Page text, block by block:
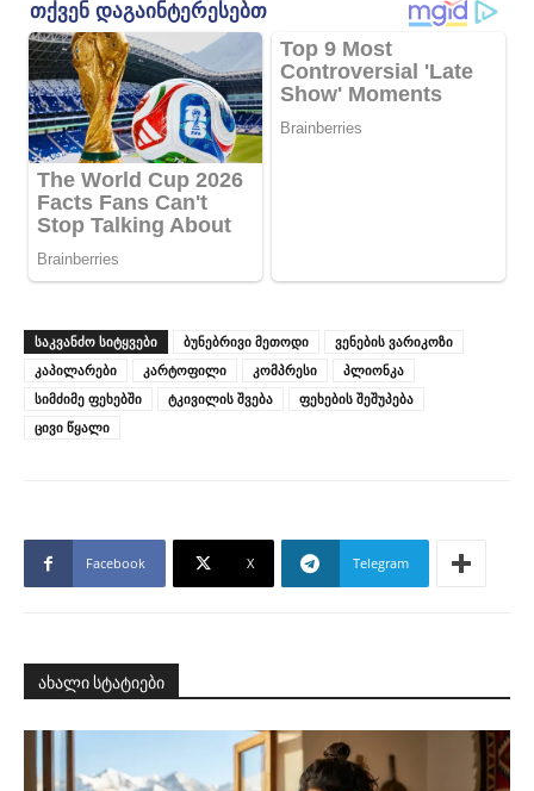
ᲡᲐᲙᲕᲐᲜᲫᲝ ᲡᲘᲢᲧᲕᲔᲑᲘ ბუნებრივი მეთოდი
ვენების ვარიკოზი
კაპილარები
კარტოფილი კომპრესი
პლიონკა
სიმძიმე ფეხებში
ტკივილის შვება
ფეხების შეშუპება
ცივი წყალი
Facebook X Telegram
ახალი სტატიები